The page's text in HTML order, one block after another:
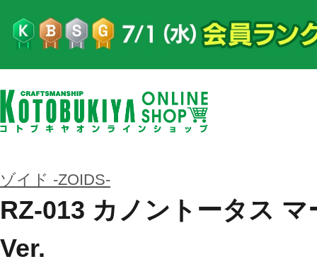
ゾイド -ZOIDS-
RZ-013 カノントータス
Ver.